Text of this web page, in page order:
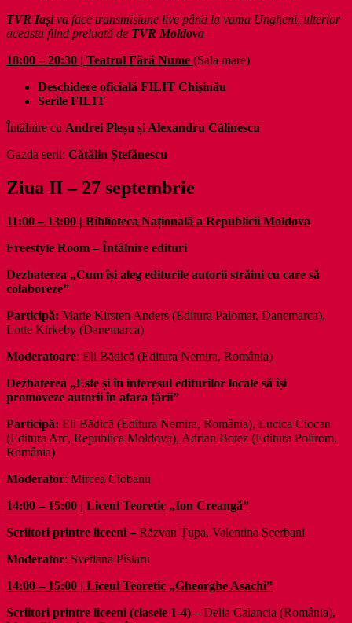
TVR Iașiva face transmisiune live până la vama Ungheni, ulterior
aceasta fiind preluată de TVR Moldova
18:00 – 20:30 | Teatrul Fără Nume (Sala mare)
Deschidere oficială FILIT Chișinău
Serile FILIT
Întâlnire cu Andrei Pleșu și Alexandru Călinescu
Gazda serii: Cătălin Ștefănescu
Ziua II – 27 septembrie
11:00 – 13:00 | Biblioteca Națională a Republicii Moldova
Freestyle Room – Întâlnire edituri
Dezbaterea „Cum își aleg editurile autorii străini cu care să
colaboreze”
Participă: Marie Kirsten Anders (Editura Palomar, Danemarca),
Lotte Kirkeby (Danemarca)
Moderatoare: Eli Bădică (Editura Nemira, România)
Dezbaterea „Este și în interesul editurilor locale să își
promoveze autorii în afara țării”
Participă: Eli Bădică (Editura Nemira, România), Lucica Ciocan
(Editura Arc, Republica Moldova), Adrian Botez (Editura Polirom,
România)
Moderator: Mircea Ciobanu
14:00 – 15:00 | Liceul Teoretic „Ion Creangă”
Scriitori printre liceeni – Răzvan Țupa, Valentina Șcerbani
Moderator: Svetlana Pîslaru
14:00 – 15:00 | Liceul Teoretic „Gheorghe Asachi”
Scriitori printre liceeni (clasele 1-4) – Delia Calancia (România),